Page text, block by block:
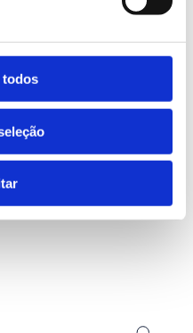
todos
everyone who
NEXT POST